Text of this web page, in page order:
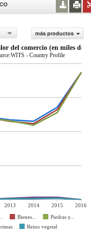
más productos
del comercio (en miles de
- Country Profile
2013 2014 2015
2016
Bienes...
Piedras y...
Reino vegetal